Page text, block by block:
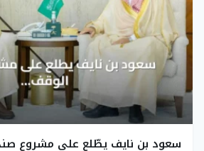
سعود بن نايف يطّلع على مشروع